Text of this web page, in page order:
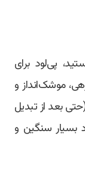
پی‌لود برای
موشک‌انداز و
بعد از تبدیل
بسیار سنگین و